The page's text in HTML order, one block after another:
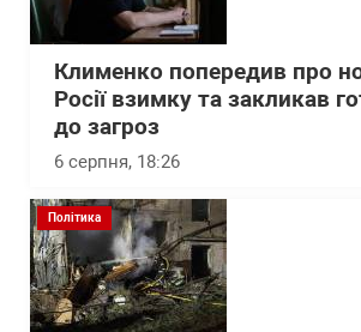
Клименко попередив про
Росії взимку та закликав
до загроз
6 серпня, 18:26
Політика